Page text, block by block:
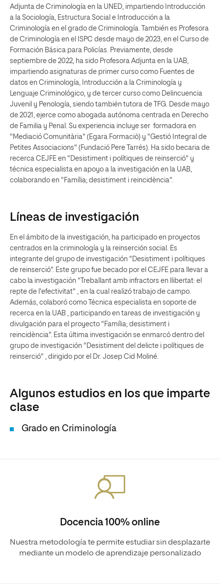
Adjunta de Criminología en la UNED, impartiendo Introducción
a la Sociología, Estructura Social e Introducción a la
Criminología en el grado de Criminología. También es Profesora
de Criminología en el ISPC desde mayo de 2023, en el Curso de
Formación Básica para Policías. Previamente, desde
septiembre de 2022, ha sido Profesora Adjunta en la UAB,
impartiendo asignaturas de primer curso como Fuentes de
datos en Criminología, Introducción a la Criminología y
Lenguaje Criminológico, y de tercer curso como Delincuencia
Juvenil y Penología, siendo también tutora de TFG. Desde mayo
de 2021, ejerce como abogada autónoma centrada en Derecho
de Familia y Penal. Su experiencia incluye ser formadora en
"Mediació Comunitària" (Egara Formació) y "Gestió Integral de
Petites Associacions" (Fundació Pere Tarrés). Ha sido becaria de
recerca CEJFE en "Desistiment i polítiques de reinserció" y
técnica especialista en apoyo a la investigación en la UAB,
colaborando en "Família; desistiment i reincidència".
Líneas de investigación
En el ámbito de la investigación, ha participado en proyectos
centrados en la criminología y la reinserción social. Es
integrante del grupo de investigación "Desistiment i polítiques
de reinserció". Este grupo fue becado por el CEJFE para llevar a
cabo la investigación "Treballant amb infractors en llibertat: el
repte de l'efectivitat" , en la cual realizó trabajo de campo.
Además, colaboró como Técnica especialista en soporte de
recerca en la UAB , participando en tareas de investigación y
divulgación para el proyecto "Família; desistiment i
reincidència". Esta última investigación se enmarcó dentro del
grupo de investigación "Desistiment del delicte i polítiques de
reinserció" , dirigido por el Dr. Josep Cid Moliné.
Algunos estudios en los que imparte
clase
Grado en Criminología
Docencia 100% online
Nuestra metodología te permite estudiar sin desplazarte
mediante un modelo de aprendizaje personalizado